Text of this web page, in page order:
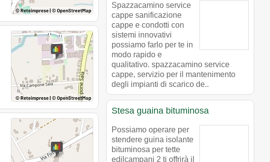
Spazzacamino service
cappe sanificazione
cappe e condotti con
sistemi innovativi
possiamo farlo per te in
modo rapido e
qualitativo. spazzacamino service
cappe, servizio per il mantenimento
degli impianti di scarico de..
Stesa guaina bituminosa
Possiamo operare per
stendere guina isolante
bituminosa per tette
edilcampani 2 ti offrirà il